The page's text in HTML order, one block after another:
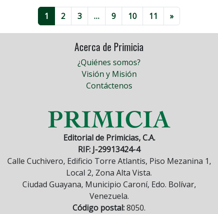
1 2 3 … 9 10 11 »
Acerca de Primicia
¿Quiénes somos?
Visión y Misión
Contáctenos
Editorial de Primicias, C.A.
RIF: J-29913424-4
Calle Cuchivero, Edificio Torre Atlantis, Piso Mezanina 1,
Local 2, Zona Alta Vista.
Ciudad Guayana, Municipio Caroní, Edo. Bolívar,
Venezuela.
Código postal:8050.